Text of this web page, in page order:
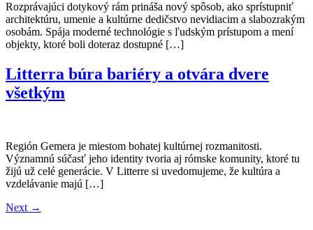
Rozprávajúci dotykový rám prináša nový spôsob, ako sprístupniť
architektúru, umenie a kultúrne dedičstvo nevidiacim a slabozrakým
osobám. Spája moderné technológie s ľudským prístupom a mení
objekty, ktoré boli doteraz dostupné […]
Litterra búra bariéry a otvára dvere
všetkým
Región Gemera je miestom bohatej kultúrnej rozmanitosti.
Významnú súčasť jeho identity tvoria aj rómske komunity, ktoré tu
žijú už celé generácie. V Litterre si uvedomujeme, že kultúra a
vzdelávanie majú […]
Next →